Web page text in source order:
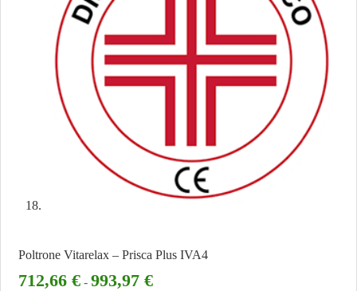
Poltrone Vitarelax – Prisca Plus IVA4
712,66€ - 993,97€